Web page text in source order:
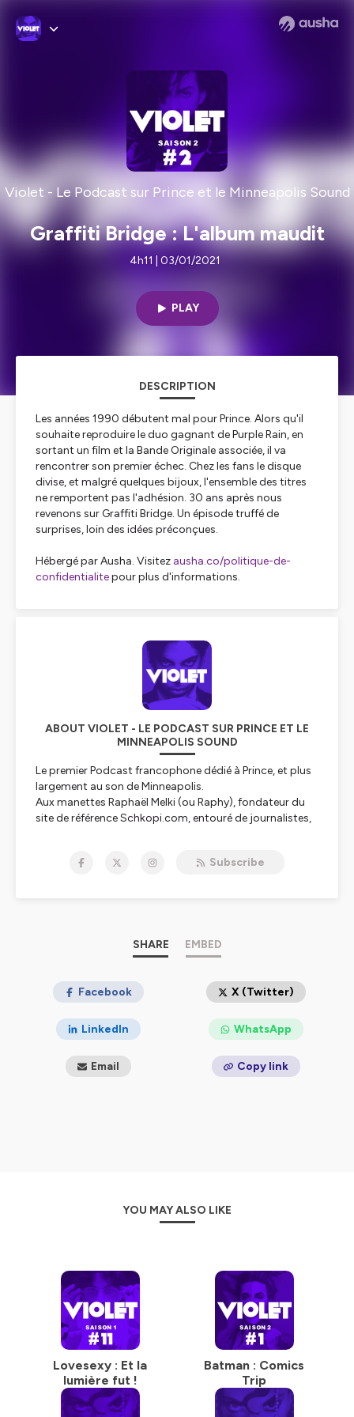
Violet - Le Podcast sur Prince et le Minneapolis Sound
Graffiti Bridge : L'album maudit
4h11 | 03/01/2021
PLAY
DESCRIPTION
Les années 1990 débutent mal pour Prince. Alors qu'il
souhaite reproduire le duo gagnant de Purple Rain, en
sortant un film et la Bande Originale associée, il va
rencontrer son premier échec. Chez les fans le disque
divise, et malgré quelques bijoux, l'ensemble des titres
ne remportent pas l'adhésion. 30 ans après nous
revenons sur Graffiti Bridge. Un épisode truffé de
surprises, loin des idées préconçues.
Hébergé par Ausha. Visitez ausha.co/politique-de-
confidentialitepour plus d'informations.
ABOUT VIOLET - LE PODCAST SUR PRINCE ET LE
MINNEAPOLIS SOUND
Le premier Podcast francophone dédié à Prince, et plus
largement au son de Minneapolis.
Aux manettes Raphaël Melki (ou Raphy), fondateur du
site de référence Schkopi.com, entouré de journalistes,
Dans chaque épisode en plus de nombreux extraits et
curieux qui souhaitent découvrir et/ou comprendre qui
se cache derrière l'artiste le plus intéressant et
Hébergé par Ausha. Visitez
ausha.co/politique-de-
confidentialitepour plus d'informations.
Subscribe
SHARE EMBED
Facebook X (Twitter)
LinkedIn WhatsApp
Email Copy link
YOU MAY ALSO LIKE
Lovesexy : Et la
lumière fut !
Batman : Comics
Trip